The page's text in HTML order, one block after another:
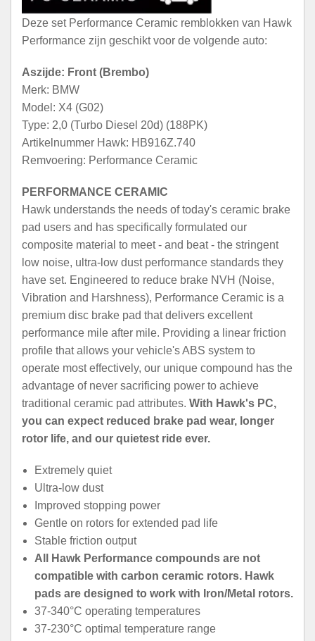
Deze set Performance Ceramic remblokken van Hawk
Performance zijn geschikt voor de volgende auto:
Aszijde: Front (Brembo)
Merk: BMW
Model: X4 (G02)
Type: 2,0 (Turbo Diesel 20d) (188PK)
Artikelnummer Hawk: HB916Z.740
Remvoering: Performance Ceramic
PERFORMANCE CERAMIC
Hawk understands the needs of today's ceramic brake
pad users and has specifically formulated our
composite material to meet - and beat - the stringent
low noise, ultra-low dust performance standards they
have set. Engineered to reduce brake NVH (Noise,
Vibration and Harshness), Performance Ceramic is a
premium disc brake pad that delivers excellent
performance mile after mile. Providing a linear friction
profile that allows your vehicle's ABS system to
operate most effectively, our unique compound has the
advantage of never sacrificing power to achieve
traditional ceramic pad attributes. With Hawk's PC,
you can expect reduced brake pad wear, longer
rotor life, and our quietest ride ever.
Extremely quiet
Ultra-low dust
Improved stopping power
Gentle on rotors for extended pad life
Stable friction output
All Hawk Performance compounds are not
compatible with carbon ceramic rotors. Hawk
pads are designed to work with Iron/Metal rotors.
37-340°C operating temperatures
37-230°C optimal temperature range